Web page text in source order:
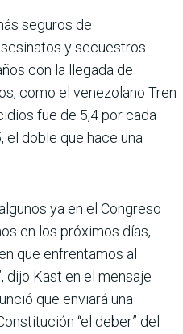
seguros de
y secuestros
con la llegada de
como el venezolano Tren
fue de 5,4 por cada
el doble que hace una
ya en el Congreso
en los próximos días,
que enfrentamos al
dijo Kast en el mensaje
que enviará una
“el deber” del